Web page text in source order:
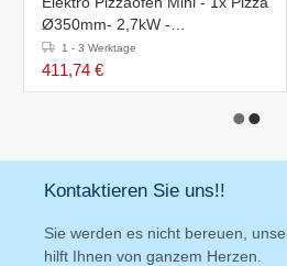
Ø350mm- 2,7kW -
545x500x(h)230mm
1 - 3 Werktage
411,74 €
Kontaktieren Sie uns!!
Sie werden es nicht bereuen,
hilft Ihnen von ganzem Herzen.